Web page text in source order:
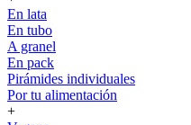
En lata
En tubo
A granel
En pack
Pirámides individuales
Por tu alimentación
+